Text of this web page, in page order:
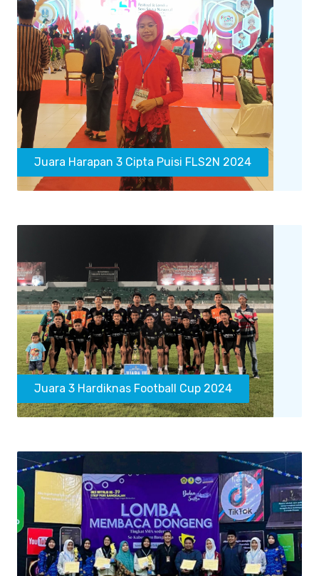
Juara Harapan 3 Cipta Puisi FLS2N 2024
Juara 3 Hardiknas Football Cup 2024